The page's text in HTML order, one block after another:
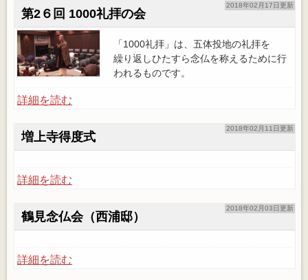
2018年02月17日更新
第2６回 1000礼拝の会
「1000礼拝」は、五体投地の礼拝を
繰り返しひたすら念仏を称えるために行
われるものです。
詳細を読む
2018年02月11日更新
増上寺得度式
詳細を読む
2018年02月03日更新
鶴見念仏会（西浦邸）
詳細を読む